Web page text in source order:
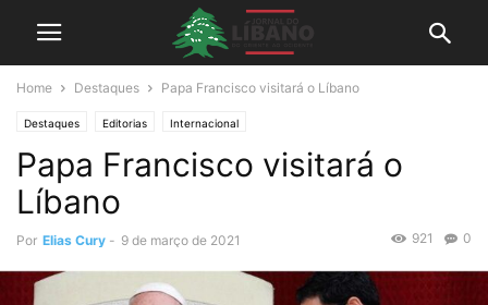
Home Destaques Papa Francisco visitará o Líbano
Destaques Editorias Internacional
Papa Francisco visitará o
Líbano
Por Elias Cury - 9 de março de 2021 0
921